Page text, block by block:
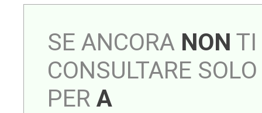
SE ANCORA NON TI
CONSULTARE
PER A